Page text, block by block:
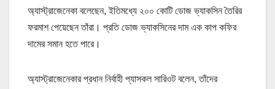
অ্যাস্ট্রাজেনেকা বলেছেন, ইতিমধ্যে ২০০ কোটি ডোজ ভ্যাকসিন তৈরির
ফরমাশ পেয়েছেন তাঁরা। প্রতি ডোজ ভ্যাকসিনের দাম এক কাপ কফির
দামের সমান হতে পারে।
অ্যাস্ট্রাজেনেকার প্রধান নির্বাহী প্যাসকল সারিওট বলেন, তাঁদের